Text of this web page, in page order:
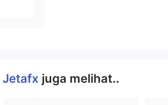
Jetafx juga melihat..